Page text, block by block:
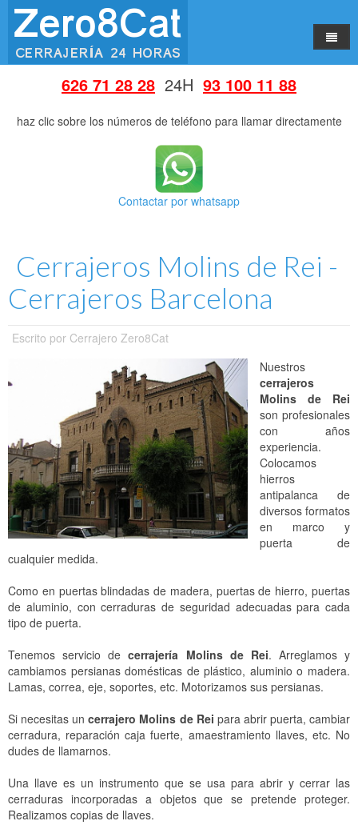
626 71 28 28 24H 93 100 11 88
haz clic sobre los números de teléfono para llamar directamente
Contactar por whatsapp
Cerrajeros Molins de Rei -
Cerrajeros Barcelona
Escrito por Cerrajero Zero8Cat
Nuestros
cerrajeros
Molins de Rei
son profesionales
con años
experiencia.
Colocamos
hierros
antipalanca de
diversos formatos
en marco y
puerta de
cualquier medida.
Como en puertas blindadas de madera, puertas de hierro, puertas
de aluminio, con cerraduras de seguridad adecuadas para cada
tipo de puerta.
Tenemos servicio decerrajería Molins de Rei. Arreglamos y
cambiamos persianas domésticas de plástico, aluminio o madera.
Lamas, correa, eje, soportes, etc. Motorizamos sus persianas.
Si necesitas uncerrajero Molins de Rei para abrir puerta, cambiar
cerradura, reparación caja fuerte, amaestramiento llaves, etc. No
dudes de llamarnos.
Una llave es un instrumento que se usa para abrir y cerrar las
cerraduras incorporadas a objetos que se pretende proteger.
Realizamos copias de llaves.
Seguridad y Estética
Persianas
Puertas Blindadas
Locales, Comercios y Naves Industriales
Cerrojo SAG Barcelona
Cerrajeros Eixample
Cerrajeros Hostafrancs
Cerrajeros Les Corts
Cerrajeros Maternitat
Cerrajeros Pedralbes
Cerrajeros Sarrià
Cerrajeros Bonanova
Cerrajeros Tres Torres
Cerrajeros Putget
Cerrajeros Sant Gervasi
Cerrajeros Sagrada Familia
Cerrajeros Gracia
Cerrajeros Guinardó
Cerrajeros Vila Olímpica
Cerrajeros Poble Nou
Cerrajeros Diagonal Mar
Cerrajeros El Clot
Cerrajeros La Sagrera
Cerrajeros Sant Andreu
Cerrajeros Cornella de Llobregat
Cerrajeros Sant Joan Despí
Cerrajeros Esplugues de Llobregat
Cerrajeros Sant Just Desvern
Cerrajeros Gavà
Cerrajeros Castelldefels
Cerrajeros Viladecans
Cerrajeros Sant Boi de Llobregat
Cerrajeros El Prat de Llobregat
Cerrajeros Santa Coloma de Gramenet
Cerrajeros Badalona
Cerrajeros Sant Feliu de Llobregat
Cerrajeros Molins de Rei
Cerrajeros Sant Vicenç del Horts
Cerrajeros Sant Cugat del Vallès
Cerrajeros Cerdanyola del Vallès
Cerrajeros Montcada i Reixac
Cerrajeros Rubí
Contacto